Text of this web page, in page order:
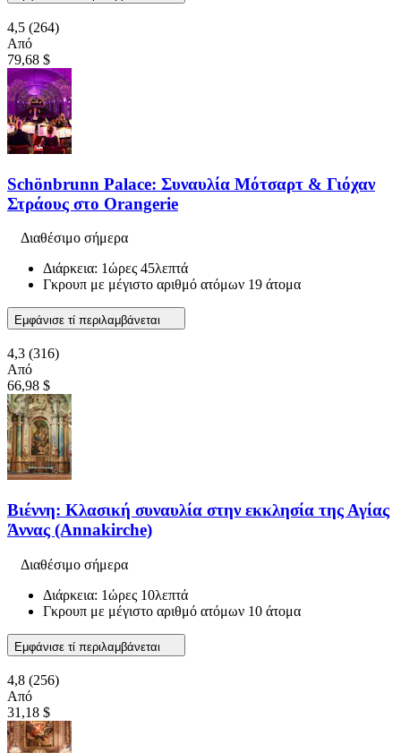
4,5 (264)
Από
79,68 $
Schönbrunn Palace: Συναυλία Μότσαρτ & Γιόχαν
Στράους στο Orangerie
Διαθέσιμο σήμερα
Διάρκεια: 1ώρες 45λεπτά
Γκρουπ με μέγιστο αριθμό ατόμων 19 άτομα
Εμφάνισε τί περιλαμβάνεται
4,3 (316)
Από
66,98 $
Βιέννη: Κλασική συναυλία στην εκκλησία της Αγίας
Άννας (Annakirche)
Διαθέσιμο σήμερα
Διάρκεια: 1ώρες 10λεπτά
Γκρουπ με μέγιστο αριθμό ατόμων 10 άτομα
Εμφάνισε τί περιλαμβάνεται
4,8 (256)
Από
31,18 $